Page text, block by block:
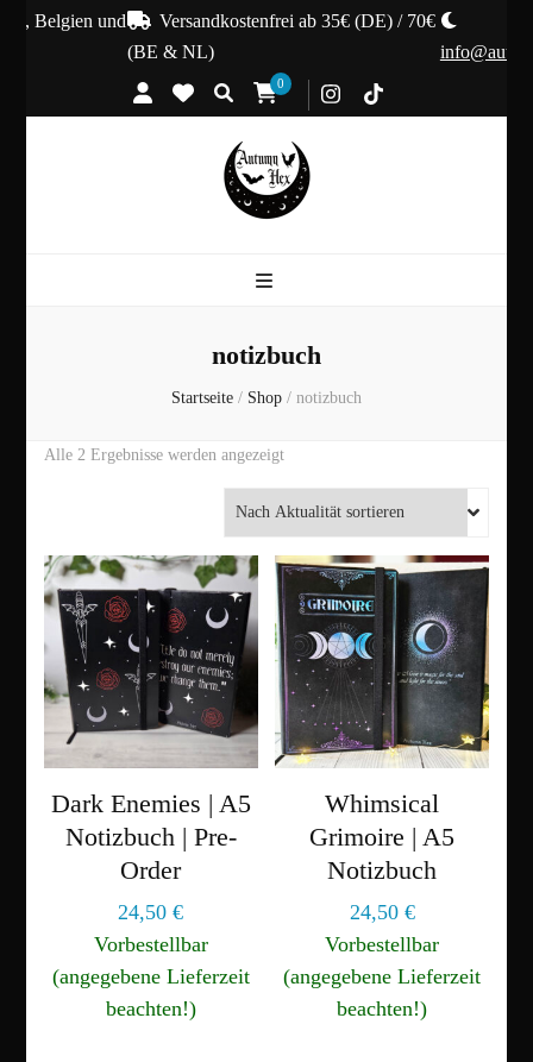
Belgien und
Versandkostenfrei ab 35€ (DE) / 70€
(BE & NL)
0
notizbuch
Startseite / Shop / notizbuch
Alle 2 Ergebnisse werden angezeigtNach
sortiert
Dark Enemies | A5
Notizbuch | Pre-
Order
24,50€
Vorbestellbar
(angegebene Lieferzeit
beachten!)
Whimsical
Grimoire | A5
Notizbuch
24,50 €
Vorbestellbar
(angegebene Lieferzeit
beachten!)